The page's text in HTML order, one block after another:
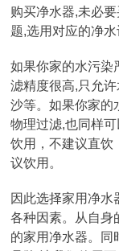
购买净水器,未必
题,选用对应的净水
如果你家的水污染
滤精度很高,只允
沙等。如果你家的
物理过滤,也同样
饮用，不建议直饮
议饮用。
因此选择家用净水
各种因素。从自身
的家用净水器。同